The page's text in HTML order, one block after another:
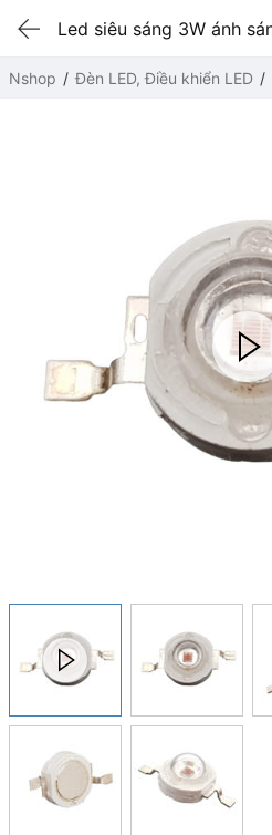
Nshop Đèn LED, Điều khiển LED